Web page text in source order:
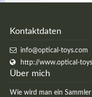
Kontaktdaten
info@optical-toys.com
http://www.optical-
Über mich
Wie wird man ein
Herbert Lukaszewski
info@optical-
http://www.optical-
Login
Benutzername